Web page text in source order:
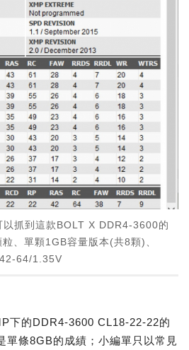
抓到這款BOLT X DDR4-3600的
、單顆1GB容量版本(共8顆)、
64/1.35V
下的DDR4-3600 CL18-22-22的
單條8GB的成績；小編單只以常見